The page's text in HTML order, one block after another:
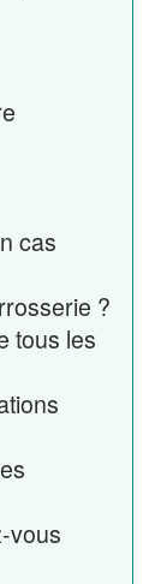
cas
?
tous les
vous